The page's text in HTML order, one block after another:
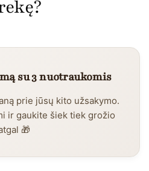
su 3 nuotraukomis
prie jūsų kito užsakymo.
ir gaukite šiek tiek grožio
🎁